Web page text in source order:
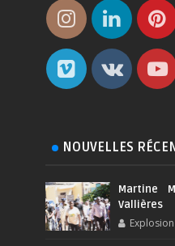
NOUVELLES
Martine
Vallières